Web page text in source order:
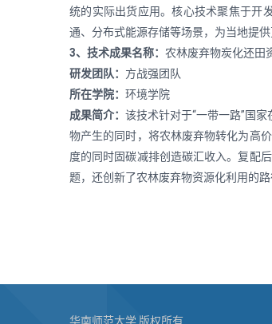
统的实际出货应用。核心技术聚焦于开
通、分布式能源存储等场景，为当地提
3、技术成果名称： 农林废弃物炭化还田
研发团队： 方战强团队
所在学院： 环境学院
成果简介：该技术针对于“一带一路”国
物产生的同时，将农林废弃物转化为高
度的同时固碳减排创造碳汇收入。复配
题，还创新了农林废弃物资源化利用的
华南师范大学 版权所有